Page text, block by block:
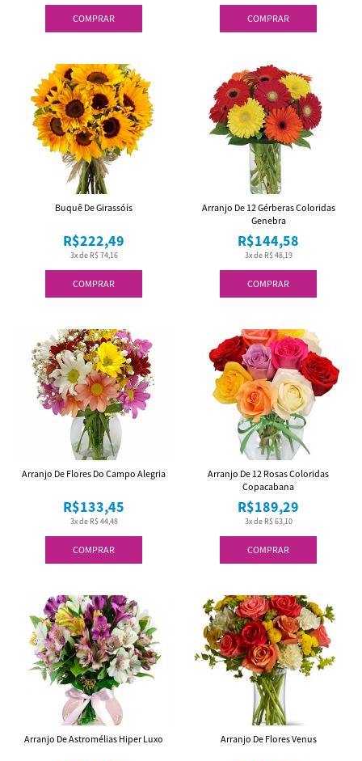
COMPRAR COMPRAR
COMPRAR
3x de R$ 74,16
R$222,49
Buquê De Girassóis
COMPRAR
3x de R$ 48,19
R$144,58
Arranjo De 12 Gérberas Coloridas
Genebra
COMPRAR
3x de R$ 44,48
R$133,45
Arranjo De Flores Do Campo Alegria
COMPRAR
3x de R$ 63,10
R$189,29
Arranjo De 12 Rosas Coloridas
Copacabana
Arranjo De Astromélias Hiper Luxo Arranjo De Flores Venus